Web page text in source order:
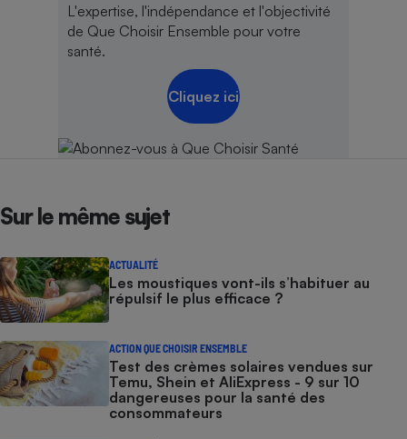
L'expertise, l'indépendance et l'objectivité
de Que Choisir Ensemble pour votre
santé.
Cliquez ici
Sur le même sujet
ACTUALITÉ
Les moustiques vont-ils s’habituer au
répulsif le plus efficace ?
ACTION QUE CHOISIR ENSEMBLE
Test des crèmes solaires vendues sur
Temu, Shein et AliExpress - 9 sur 10
dangereuses pour la santé des
consommateurs